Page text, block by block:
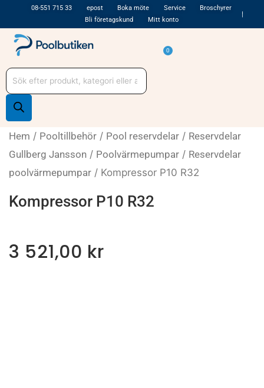
till
innehåll
08-551 715 33 epost Boka möte Service
Broschyrer
Bli företagskund
Mitt konto
0
Varukorg
Produktsökning
Hem / Pooltillbehör / Pool reservdelar / Reservdelar
Gullberg Jansson / Poolvärmepumpar / Reservdelar
poolvärmepumpar / Kompressor P10 R32
Kompressor P10 R32
3 521,00 kr